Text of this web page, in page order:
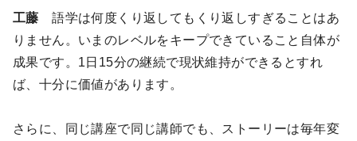
工藤 語学は何度くり返してもくり返しすぎることはあ
りません。いまのレベルをキープできていること自体が
成果です。1日15分の継続で現状維持ができるとすれ
ば、十分に価値があります。
さらに、同じ講座で同じ講師でも、ストーリーは毎年変